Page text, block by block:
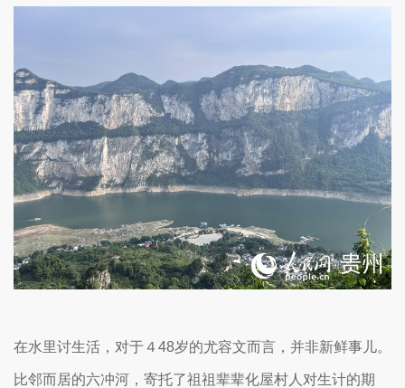
在水里讨生活，对于４48岁的尤容文而言，并非新鲜事儿。
比邻而居的六冲河，寄托了祖祖辈辈化屋村人对生计的期